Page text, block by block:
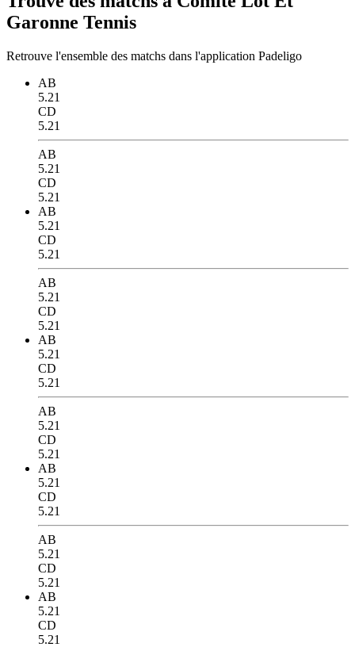
Garonne Tennis
Retrouve l'ensemble des matchs dans l'application Padeligo
AB
5.21
CD
5.21
AB
5.21
CD
5.21
AB
5.21
CD
5.21
AB
5.21
CD
5.21
AB
5.21
CD
5.21
AB
5.21
CD
5.21
AB
5.21
CD
5.21
AB
5.21
CD
5.21
AB
5.21
CD
5.21